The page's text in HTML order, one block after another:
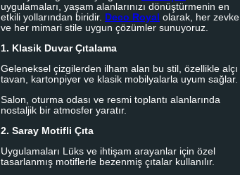
uygulamaları, yaşam alanlarınızı dönüştürmenin en
etkili yollarından biridir. Deco Royal olarak, her zevke
ve her mimari stile uygun çözümler sunuyoruz.
1. Klasik Duvar Çıtalama
Geleneksel çizgilerden ilham alan bu stil, özellikle alçı
tavan, kartonpiyer ve klasik mobilyalarla uyum sağlar.
Salon, oturma odası ve resmi toplantı alanlarında
nostaljik bir atmosfer yaratır.
2. Saray Motifli Çıta
Uygulamaları Lüks ve ihtişam arayanlar için özel
tasarlanmış motiflerle bezenmiş çıtalar kullanılır.